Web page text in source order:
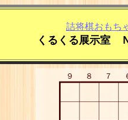
詰将棋おもち
くるくる展示室
９ ８ ７